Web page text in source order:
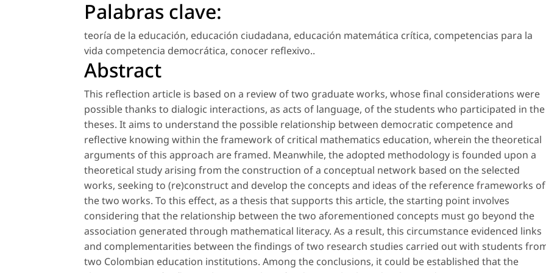
Palabras clave:
teoría de la educación, educación ciudadana, educación matemática crítica, competencias para la
vida competencia democrática, conocer reflexivo..
Abstract
This reflection article is based on a review of two graduate works, whose final considerations were
possible thanks to dialogic interactions, as acts of language, of the students who participated in the
theses. It aims to understand the possible relationship between democratic competence and
reflective knowing within the framework of critical mathematics education, wherein the theoretical
arguments of this approach are framed. Meanwhile, the adopted methodology is founded upon a
theoretical study arising from the construction of a conceptual network based on the selected
works, seeking to (re)construct and develop the concepts and ideas of the reference frameworks of
the two works. To this effect, as a thesis that supports this article, the starting point involves
considering that the relationship between the two aforementioned concepts must go beyond the
association generated through mathematical literacy. As a result, this circumstance evidenced links
and complementarities between the findings of two research studies carried out with students
two Colombian education institutions. Among the conclusions, it could be established that the